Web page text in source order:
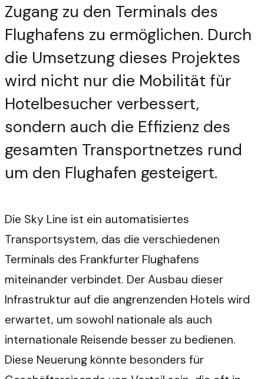
Zugang zu den Terminals des
Flughafens zu ermöglichen. Durch
die Umsetzung dieses Projektes
wird nicht nur die Mobilität für
Hotelbesucher verbessert,
sondern auch die Effizienz des
gesamten Transportnetzes rund
um den Flughafen gesteigert.
Die Sky Line ist ein automatisiertes
Transportsystem, das die verschiedenen
Terminals des Frankfurter Flughafens
miteinander verbindet. Der Ausbau dieser
Infrastruktur auf die angrenzenden Hotels wird
erwartet, um sowohl nationale als auch
internationale Reisende besser zu bedienen.
Diese Neuerung könnte besonders für